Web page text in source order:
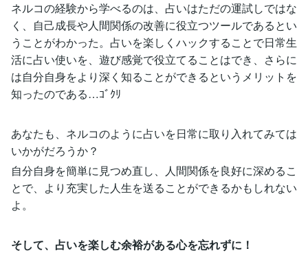
ネルコの経験から学べるのは、占いはただの運試しではな
く、自己成長や人間関係の改善に役立つツールであるとい
うことがわかった。占いを楽しくハックすることで日常生
活に占い使いを、遊び感覚で役立てることはでき、さらに
は自分自身をより深く知ることができるというメリットを
知ったのである…ｺﾞｸﾘ
あなたも、ネルコのように占いを日常に取り入れてみては
いかがだろうか？
自分自身を簡単に見つめ直し、人間関係を良好に深めるこ
とで、より充実した人生を送ることができるかもしれない
よ。
そして、占いを楽しむ余裕がある心を忘れずに！